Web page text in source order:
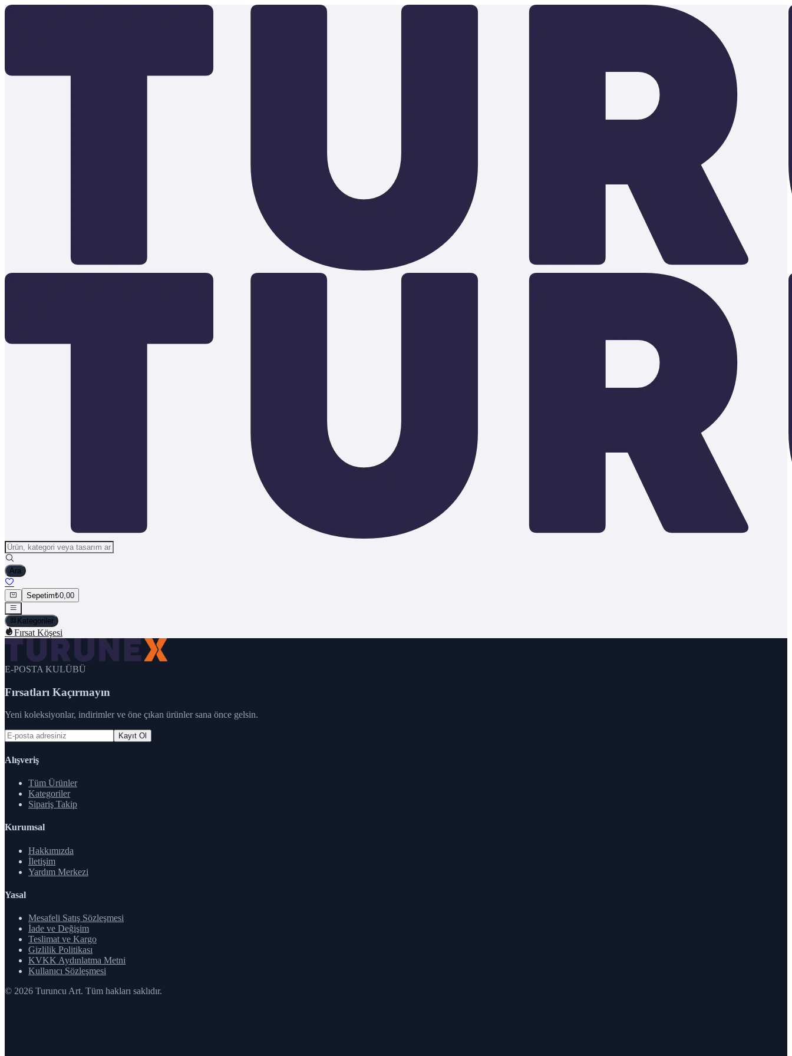
Ara
Sepetim₺0,00
Kategoriler
Fırsat Köşesi
E-POSTA KULÜBÜ
Fırsatları Kaçırmayın
Yeni koleksiyonlar, indirimler ve öne çıkan ürünler sana önce gelsin.
Kayıt Ol
Alışveriş
Tüm Ürünler
Kategoriler
Sipariş Takip
Kurumsal
Hakkımızda
İletişim
Yardım Merkezi
Yasal
Mesafeli Satış Sözleşmesi
İade ve Değişim
Teslimat ve Kargo
Gizlilik Politikası
KVKK Aydınlatma Metni
Kullanıcı Sözleşmesi
© 2026 Turuncu Art. Tüm hakları saklıdır.